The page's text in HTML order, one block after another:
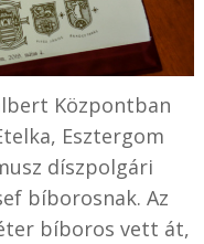
Központban
Esztergom
díszpolgári
bíborosnak. Az
bíboros vett át,